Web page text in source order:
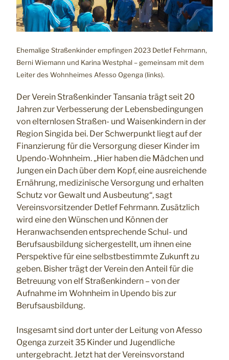
Ehemalige Straßenkinder empfingen 2023 Detlef Fehrmann,
Berni Wiemann und Karina Westphal – gemeinsam mit dem
Leiter des Wohnheimes Afesso Ogenga (links).
Der Verein Straßenkinder Tansania trägt seit 20
Jahren zur Verbesserung der Lebensbedingungen
von elternlosen Straßen- und Waisenkindern in der
Region Singida bei. Der Schwerpunkt liegt auf der
Finanzierung für die Versorgung dieser Kinder im
Upendo-Wohnheim. „Hier haben die Mädchen und
Jungen ein Dach über dem Kopf, eine ausreichende
Ernährung, medizinische Versorgung und erhalten
Schutz vor Gewalt und Ausbeutung“, sagt
Vereinsvorsitzender Detlef Fehrmann. Zusätzlich
wird eine den Wünschen und Können der
Heranwachsenden entsprechende Schul- und
Berufsausbildung sichergestellt, um ihnen eine
Perspektive für eine selbstbestimmte Zukunft zu
geben. Bisher trägt der Verein den Anteil für die
Betreuung von elf Straßenkindern – von der
Aufnahme im Wohnheim in Upendo bis zur
Berufsausbildung.
Insgesamt sind dort unter der Leitung von Afesso
Ogenga zurzeit 35 Kinder und Jugendliche
untergebracht. Jetzt hat der Vereinsvorstand